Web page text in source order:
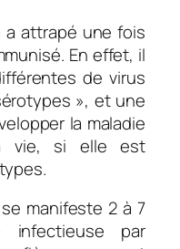
a attrapé une fois
En effet, il
de virus
», et une
la maladie
vie, si elle est
manifeste 2 à 7
par